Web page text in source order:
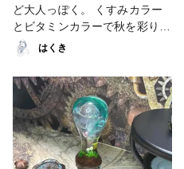
ど大人っぽく。 くすみカラー
とビタミンカラーで秋を彩りま
しょう。 今回は4点セットにし
てみました。 直径1cm、ぷっ
くりうるつや！✨ こちらは完
売いたしましたー！🙏 #ハンド
メイド #ハンドメイドアクセサ
リー #レジン #レジン好きな方
と繋がりたい #Aitoiro #秋の作
品コンテスト2022 #アクセサ
はくき